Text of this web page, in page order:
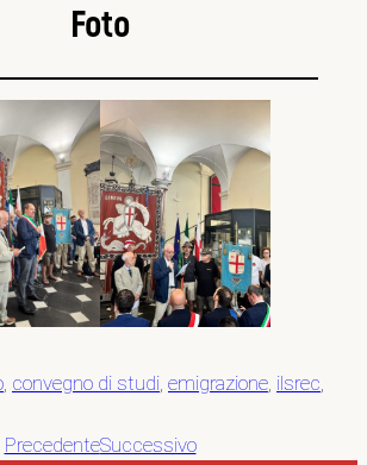
Foto
convegno di studi emigrazione ilsrec
PrecedenteSuccessivo